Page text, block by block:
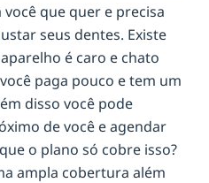
que quer e precisa
seus dentes. Existe
é caro e chato
paga pouco e tem um
disso você pode
de você e agendar
o plano só cobre isso?
ampla cobertura além